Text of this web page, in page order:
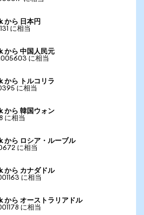
ら 日本円
に相当
ら 中国人民元
に相当
ら トルコリラ
に相当
ら 韓国ウォン
に相当
ら ロシア・ルーブル
に相当
ら カナダドル
に相当
ら オーストラリアドル
に相当